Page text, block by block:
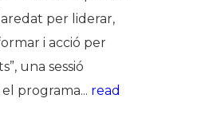
per liderar,
i acció per
una sessió
programa... read